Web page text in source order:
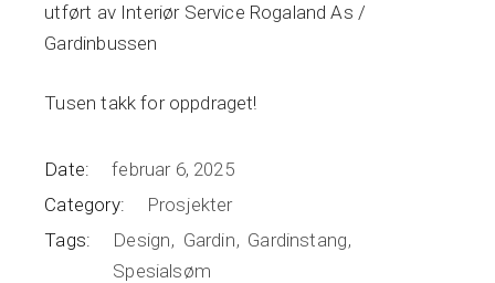
utført av Interiør Service Rogaland As /
Gardinbussen
Tusen takk for oppdraget!
Date:
februar 6, 2025
Category:
Prosjekter
Tags:
Design Gardin Gardinstang
Spesialsøm